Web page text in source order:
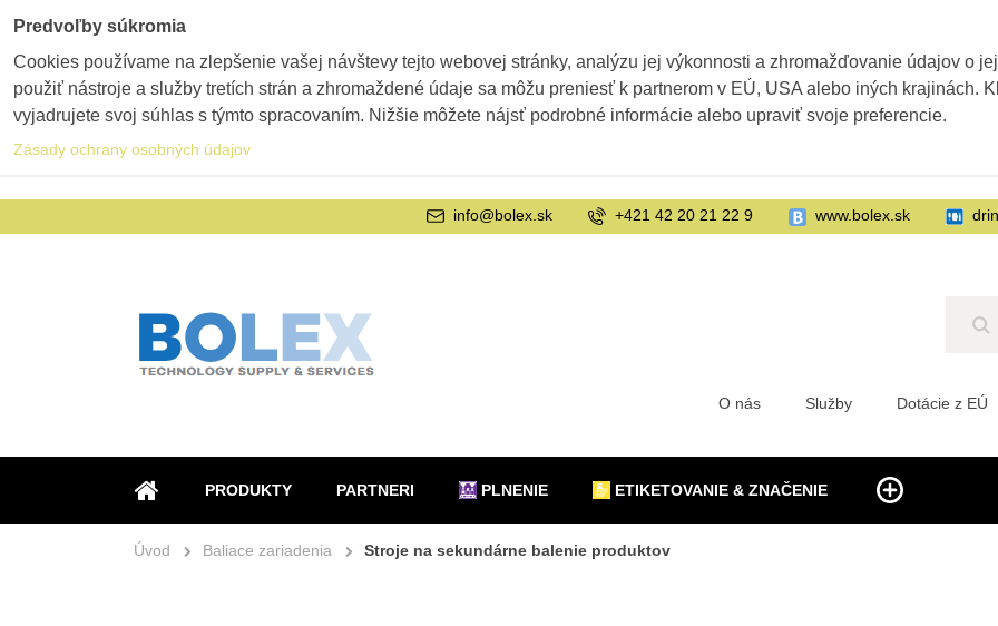
ÚVOD
PRODUKTY PARTNERI PLNENIE ETIKETOVANIE & ZNAČENIE
O nás Služby Dotácie z EÚ
info@bolex.sk +421 42 20 21 22 9 www.bolex.sk
Úvod Baliace zariadenia Stroje na sekundárne balenie produktov
Predvoľby súkromia
Cookies používame na zlepšenie vašej návštevy tejto webovej stránky, analýzu jej výkonnosti a zhromažďovanie údajov o
použiť nástroje a služby tretích strán a zhromaždené údaje sa môžu preniesť k partnerom v EÚ, USA alebo iných krajinách.
vyjadrujete svoj súhlas s týmto spracovaním. Nižšie môžete nájsť podrobné informácie alebo upraviť svoje preferencie.
Zásady ochrany osobných údajov